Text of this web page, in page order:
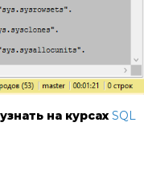
на курсах SQL